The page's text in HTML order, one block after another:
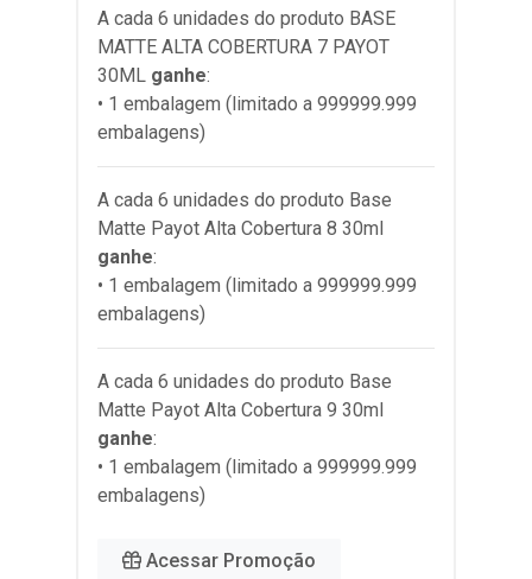
A cada 6 unidades do produto BASE
MATTE ALTA COBERTURA 7 PAYOT
30ML ganhe:
• 1 embalagem (limitado a 999999.999
embalagens)
A cada 6 unidades do produto Base
Matte Payot Alta Cobertura 8 30ml
ganhe:
• 1 embalagem (limitado a 999999.999
embalagens)
A cada 6 unidades do produto Base
Matte Payot Alta Cobertura 9 30ml
ganhe:
• 1 embalagem (limitado a 999999.999
embalagens)
Acessar Promoção